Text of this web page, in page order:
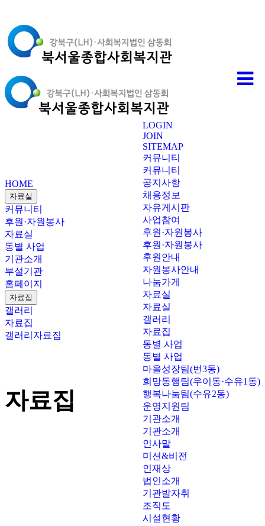
LOGIN
JOIN
SITEMAP
커뮤니티
커뮤니티
공지사항
채용정보
자유게시판
사업참여
후원·자원봉사
후원·자원봉사
후원안내
자원봉사안내
나눔가게
자료실
자료실
갤러리
자료집
동별 사업
동별 사업
마을성장팀(번3동)
희망동행팀(우이동·수유1동)
행복나눔팀(수유2동)
운영지원팀
기관소개
기관소개
인사말
미션&비전
인재상
법인소개
기관발자취
조직도
시설현황
HOME
자료실
커뮤니티
후원·자원봉사
자료실
동별 사업
기관소개
부설기관
홈페이지
자료집
갤러리
자료집
갤러리 자료집
자료집